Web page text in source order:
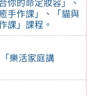
你的命定妝容」、
手作課」、「貓與
課」課程。
樂活家庭講